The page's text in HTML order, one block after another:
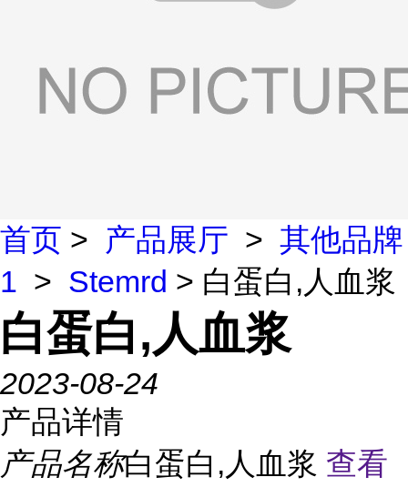
首页 > 产品展厅 > 其他品牌
1 > Stemrd > 白蛋白,人血浆
白蛋白,人血浆
2023-08-24
产品详情
产品名称白蛋白,人血浆 查看